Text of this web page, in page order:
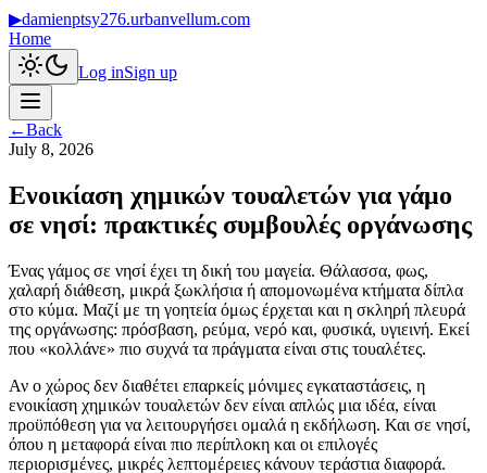
▶damienptsy276.urbanvellum.com
Home
Log inSign up
←Back
July 8, 2026
Ενοικίαση χημικών τουαλετών για γάμο
σε νησί: πρακτικές συμβουλές οργάνωσης
Ένας γάμος σε νησί έχει τη δική του μαγεία. Θάλασσα, φως,
χαλαρή διάθεση, μικρά ξωκλήσια ή απομονωμένα κτήματα δίπλα
στο κύμα. Μαζί με τη γοητεία όμως έρχεται και η σκληρή πλευρά
της οργάνωσης: πρόσβαση, ρεύμα, νερό και, φυσικά, υγιεινή. Εκεί
που «κολλάνε» πιο συχνά τα πράγματα είναι στις τουαλέτες.
Αν ο χώρος δεν διαθέτει επαρκείς μόνιμες εγκαταστάσεις, η
ενοικίαση χημικών τουαλετών δεν είναι απλώς μια ιδέα, είναι
προϋπόθεση για να λειτουργήσει ομαλά η εκδήλωση. Και σε νησί,
όπου η μεταφορά είναι πιο περίπλοκη και οι επιλογές
περιορισμένες, μικρές λεπτομέρειες κάνουν τεράστια διαφορά.